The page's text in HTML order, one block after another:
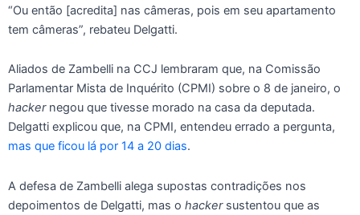
“Ou então [acredita] nas câmeras, pois em seu apartamento
tem câmeras”, rebateu Delgatti.
Aliados de Zambelli na CCJ lembraram que, na Comissão
Parlamentar Mista de Inquérito (CPMI) sobre o 8 de janeiro, o
hacker negou que tivesse morado na casa da deputada.
Delgatti explicou que, na CPMI, entendeu errado a pergunta,
mas que ficou lá por 14 a 20 dias.
A defesa de Zambelli alega supostas contradições nos
depoimentos de Delgatti, mas o hackersustentou que as